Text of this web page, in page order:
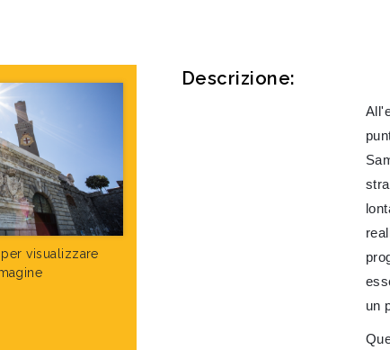
visualizzare
Descrizione:
un